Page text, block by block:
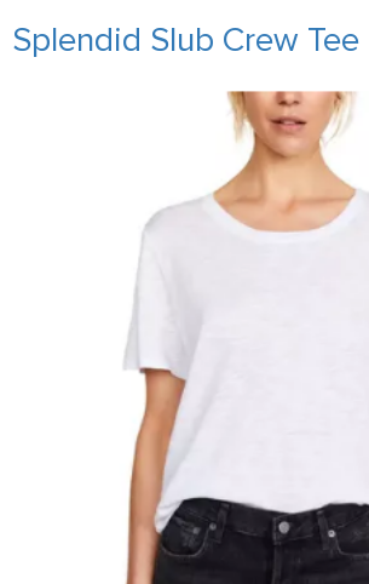
Splendid Slub Crew Tee